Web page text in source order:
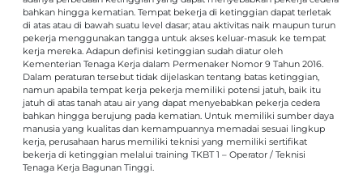
bahkan hingga kematian. Tempat bekerja di ketinggian dapat terletak
di atas atau di bawah suatu level dasar; atau aktivitas naik maupun turun
pekerja menggunakan tangga untuk akses keluar-masuk ke tempat
kerja mereka. Adapun definisi ketinggian sudah diatur oleh
Kementerian Tenaga Kerja dalam Permenaker Nomor 9 Tahun 2016.
Dalam peraturan tersebut tidak dijelaskan tentang batas ketinggian,
namun apabila tempat kerja pekerja memiliki potensi jatuh, baik itu
jatuh di atas tanah atau air yang dapat menyebabkan pekerja cedera
bahkan hingga berujung pada kematian. Untuk memiliki sumber daya
manusia yang kualitas dan kemampuannya memadai sesuai lingkup
kerja, perusahaan harus memiliki teknisi yang memiliki sertifikat
bekerja di ketinggian melalui training TKBT 1 – Operator / Teknisi
Tenaga Kerja Bagunan Tinggi.